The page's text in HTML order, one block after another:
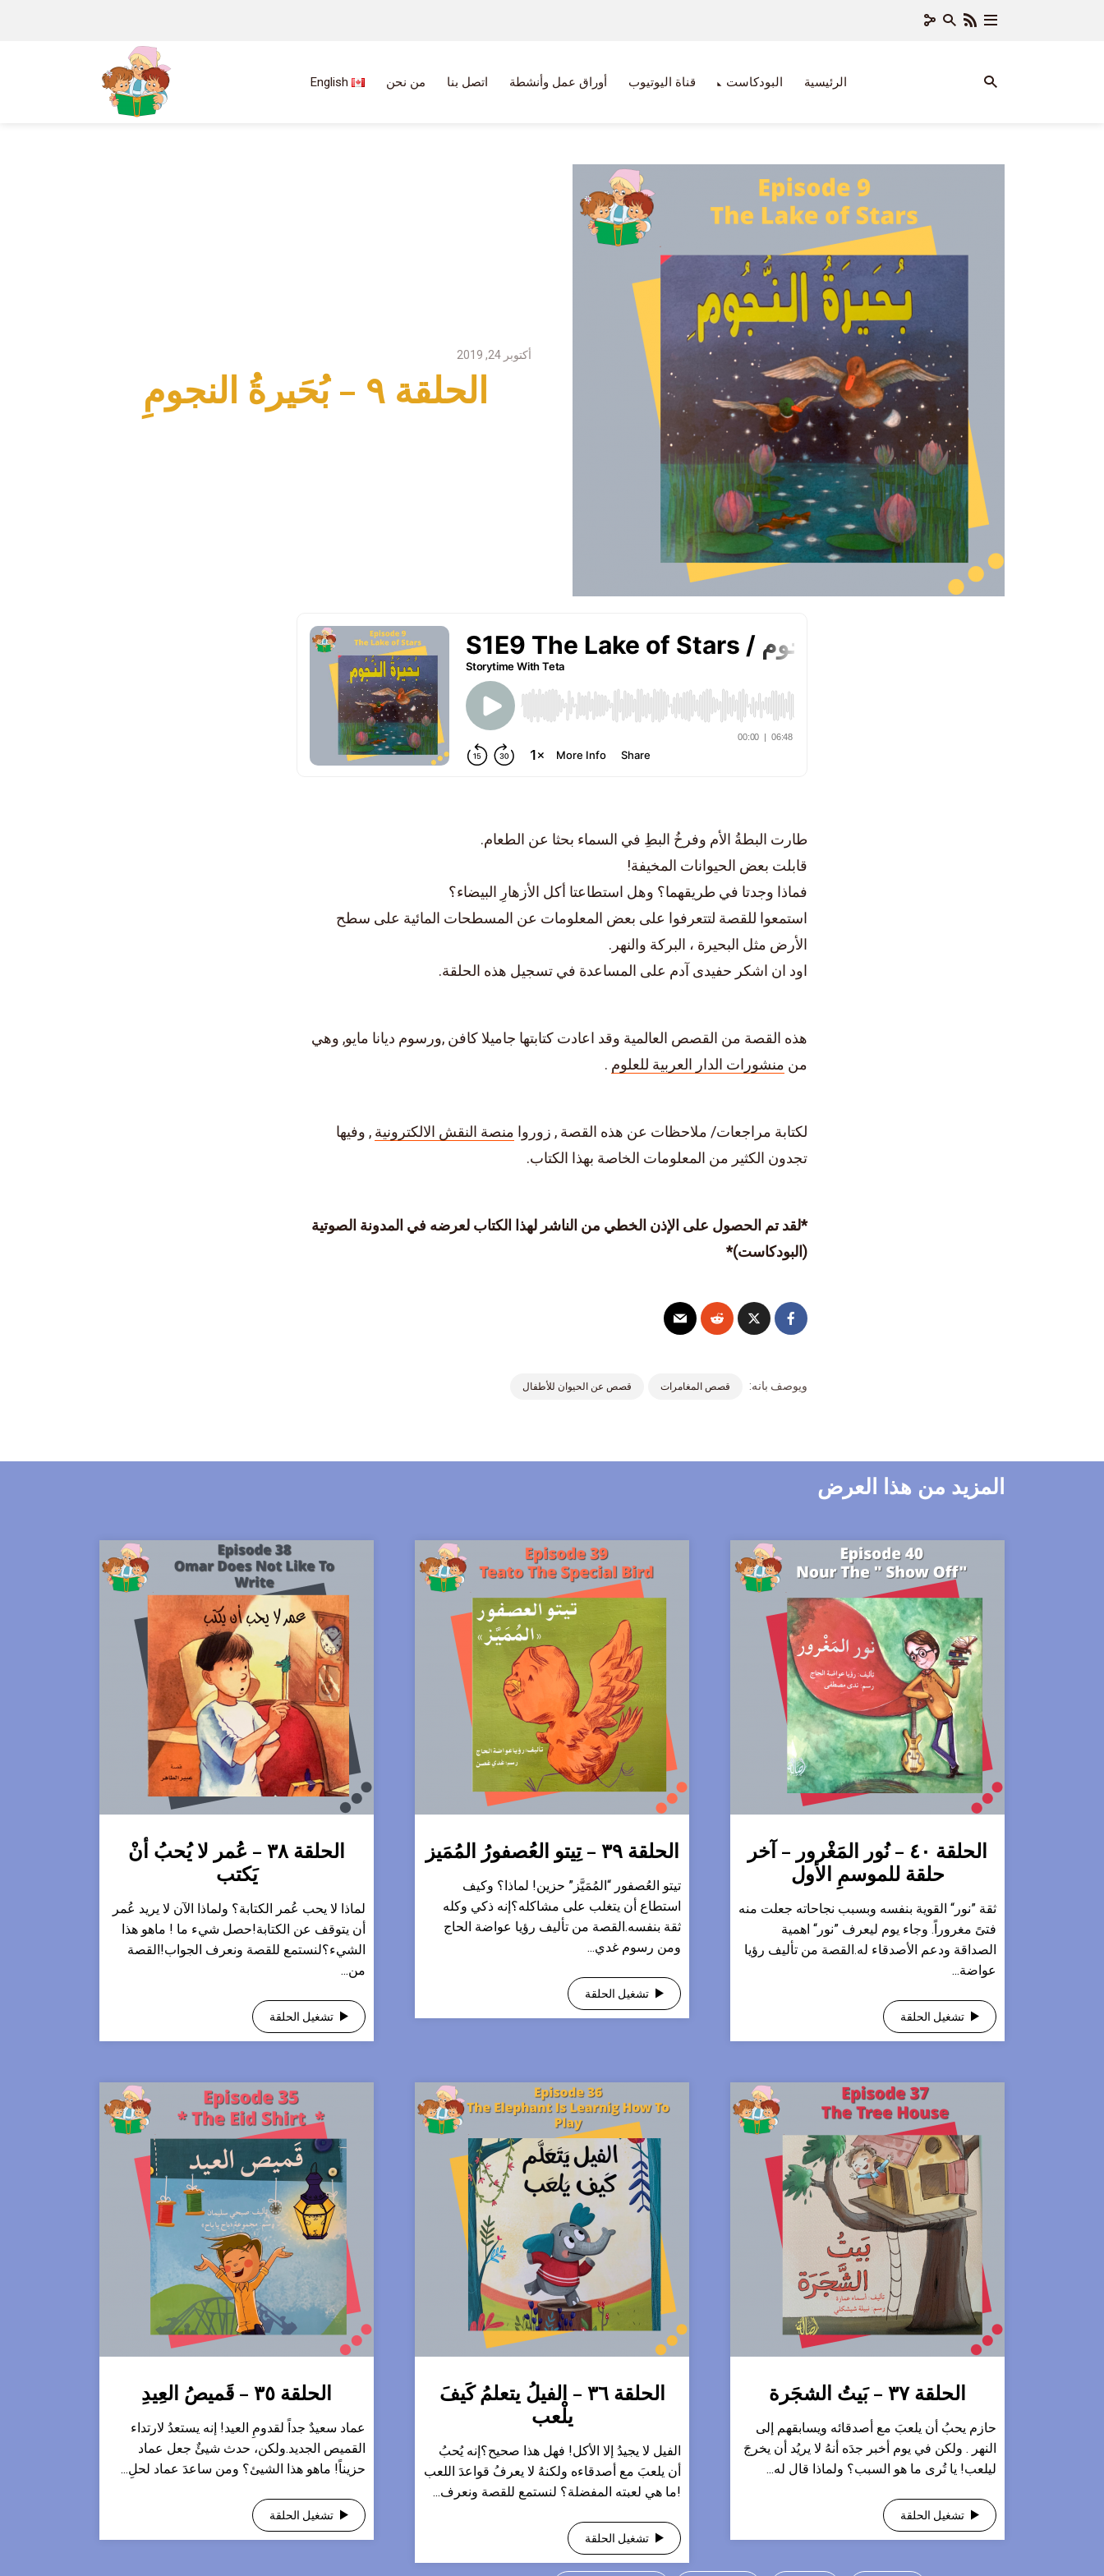
الرئيسية البودكاست قناة اليوتيوب أوراق عمل وأنشطة اتصل بنا من نحن English
أكتوبر 24, 2019
الحلقة ٩ – بُحَيرةُ النجومِ
طارت البطةُ الأم وفرخُ البطِ في السماء بحثا عن الطعام.
قابلت بعض الحيوانات المخيفة!
فماذا وجدتا في طريقهما؟ وهل استطاعتا أكل الأزهارِ البيضاء؟
استمعوا للقصة لتتعرفوا على بعض المعلومات عن المسطحات المائية على سطح
الأرض مثل البحيرة ، البركة والنهر.
اود ان اشكر حفيدى آدم على المساعدة في تسجيل هذه الحلقة.
هذه القصة من القصص العالمية وقد اعادت كتابتها جاميلا كافن ,ورسوم ديانا مايو, وهي
من منشورات الدار العربية للعلوم .
لكتابة مراجعات/ ملاحظات عن هذه القصة , زوروا منصة النقش الالكترونية , وفيها
تجدون الكثير من المعلومات الخاصة بهذا الكتاب.
*لقد تم الحصول على الإذن الخطي من الناشر لهذا الكتاب لعرضه في المدونة الصوتية
(البودكاست)*
ويوصف بانه: قصص المغامرات قصص عن الحيوان للأطفال
المزيد من هذا العرض
الحلقة ٤٠ – نُور المَغْرور – آخر
حلقة للموسمِ الأول
ثقة ”نور“ القوية بنفسه وبسبب نجاحاته جعلت منه
فتىً مغروراً. وجاء يوم ليعرف ”نور“ اهمية
الصداقة ودعم الأصدقاء له.القصة من تأليف رؤيا
عواضة...
تشغيل الحلقة
الحلقة ٣٩ – تِيتو العُصفورُ المُمَيز
تيتو العُصفور “المُمَيَّز” حزين! لماذا؟ وكيف
استطاع أن يتغلب على مشاكله؟إنه ذكي وكله
ثقة بنفسه.القصة من تأليف رؤيا عواضة الحاج
ومن رسوم غدي...
تشغيل الحلقة
الحلقة ٣٨ – عُمر لا يُحبُ أنْ
يَكتب
لماذا لا يحب عُمر الكتابة؟ ولماذا الآن لا يريد عُمر
أن يتوقف عن الكتابة!حصل شيء ما ! ماهو هذا
الشيء؟لنستمع للقصة ونعرف الجواب!القصة
من...
تشغيل الحلقة
الحلقة ٣٧ – بَيتُ الشجَرة
حازم يحبُ أن يلعبَ مع أصدقائه ويسابقهم إلى
النهر . ولكن في يوم أخبر جدَه أنهُ لا يريُد أن يخرجَ
ليلعب! يا تُرى ما هو السبب؟ ولماذا قال له...
تشغيل الحلقة
الحلقة ٣٦ – الفيلُ يتعلمُ كَيفَ
يلْعب
​الفيل لا يجيدُ إلا الأكل! فهل هذا صحيح؟إنه يُحبُ
أن يلعبَ مع أصدقاءه ولكنهُ لا يعرفُ قواعدَ اللعب
!ما هي لعبته المفضلة؟ لنستمع للقصة ونعرف...
تشغيل الحلقة
الحلقة ٣٥ – قَميصُ العِيدِ
عماد سعيدٌ جداً لقدومِ العيد! إنه يستعدُ لارتداء
القميص الجديد.ولكن، حدث شيئٌ جعل عماد
حزيناً! ماهو هذا الشيئ؟ ومن ساعدَ عماد لحلِ...
تشغيل الحلقة